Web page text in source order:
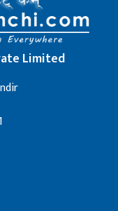
Limited